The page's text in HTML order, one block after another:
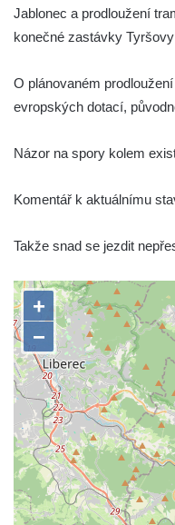
Jablonec a prodloužení
konečné zastávky
O plánovaném
evropských dotací,
Názor na spory kolem
Komentář k aktuálnímu
Takže snad se jezdit